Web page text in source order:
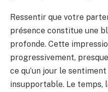
Ressentir que votre
présence constitue une
profonde. Cette
progressivement,
ce qu’un jour le
insupportable. Le